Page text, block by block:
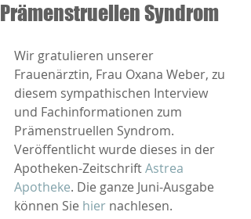
Prämenstruellen Syndrom
Wir gratulieren unserer
Frauenärztin, Frau Oxana Weber, zu
diesem sympathischen Interview
und Fachinformationen zum
Prämenstruellen Syndrom.
Veröffentlicht wurde dieses in der
Apotheken-Zeitschrift Astrea
Apotheke. Die ganze Juni-Ausgabe
können Sie hier nachlesen.